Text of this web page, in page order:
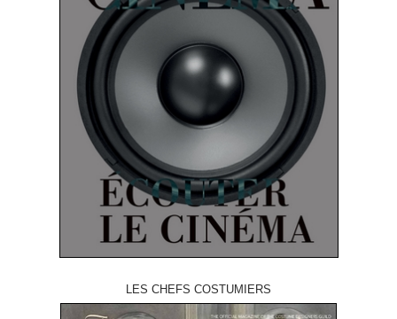
LES CHEFS COSTUMIERS